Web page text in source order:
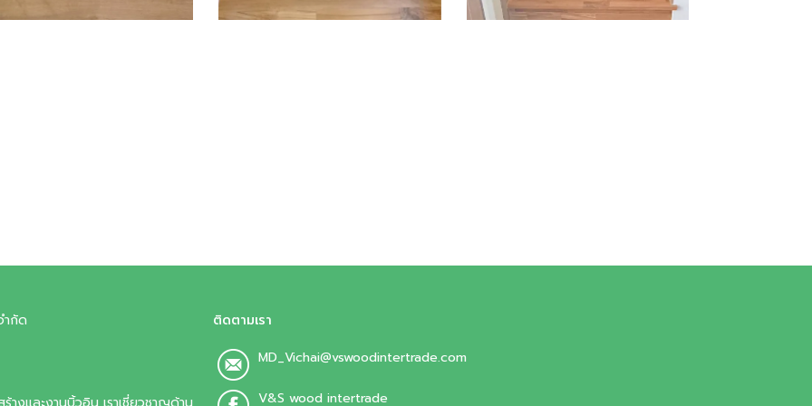
ำกัด
ติดตามเรา
MD_Vichai@vswoodintertrade.com
V&S wood intertrade